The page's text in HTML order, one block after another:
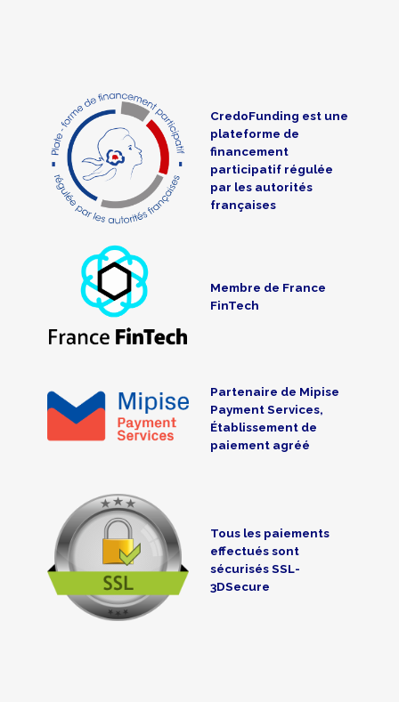
CredoFunding est une
plateforme de
financement
participatif régulée
par les autorités
françaises
Membre de France
FinTech
Partenaire de Mipise
Payment Services,
Établissement de
paiement agréé
Tous les paiements
effectués sont
sécurisés SSL-
3DSecure